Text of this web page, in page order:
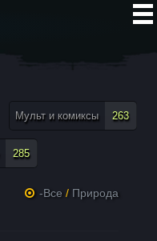
Мульт и комиксы 263
285
-Все / Природа